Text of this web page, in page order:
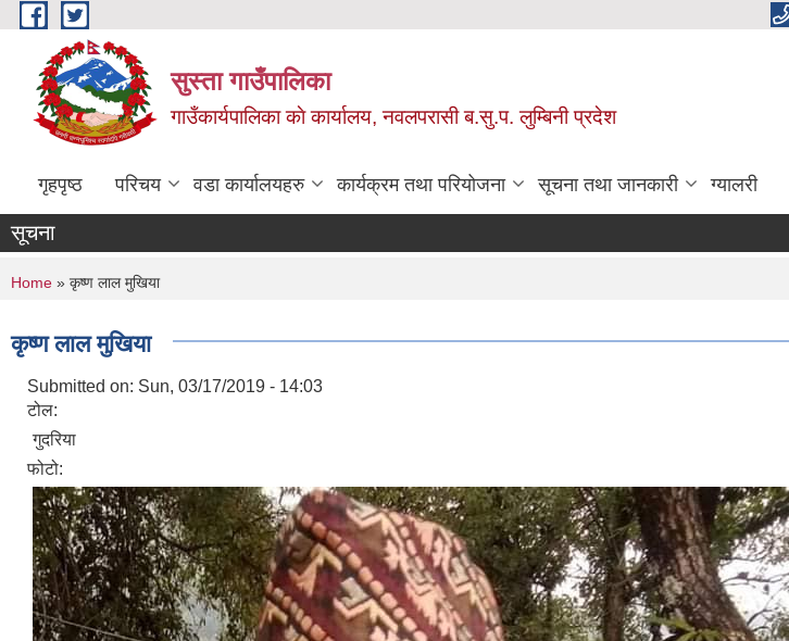
Skip to main content
सुस्ता गाउँपालिका
गाउँकार्यपालिका काे कार्यालय, नवलपरासी ब.सु.प. लुम्बिनी प्रदेश
गृहपृष्ठ परिचय वडा कार्यालयहरु कार्यक्रम तथा परियोजना सूचना तथा जानकारी ग्यालरी
सूचना
You are here
Home » कृष्ण लाल मुखिया
कृष्ण लाल मुखिया
Submitted on: Sun, 03/17/2019 - 14:03
टोल:
गुदरिया
फोटो: